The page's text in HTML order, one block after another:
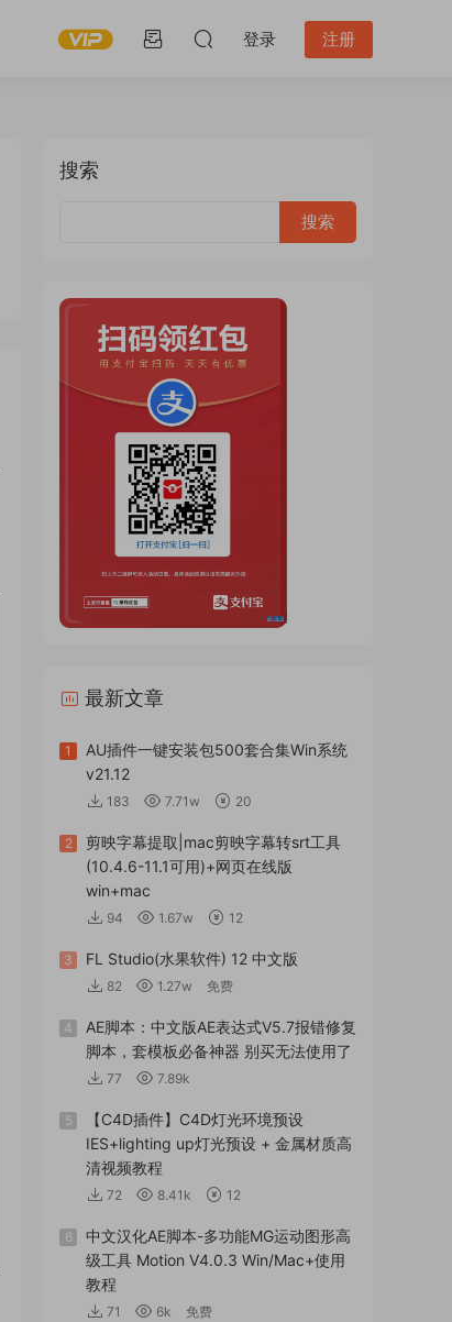
登录 注册
搜索
最新文章
1
AU插件一键安装包500套合集Win系统
v21.12
183 7.71w 20
2
剪映字幕提取|mac剪映字幕转srt工具
(10.4.6-11.1可用)+网页在线版
win+mac
94 1.67w 12
3 FL Studio(水果软件) 12 中文版
82 1.27w 免费
4
AE脚本：中文版AE表达式V5.7报错修复
脚本，套模板必备神器 别买无法使用了
77 7.89k
5
【C4D插件】C4D灯光环境预设
IES+lighting up灯光预设 + 金属材质高
清视频教程
72 8.41k 12
6
中文汉化AE脚本-多功能MG运动图形高
级工具 Motion V4.0.3 Win/Mac+使用
教程
71 6k 免费